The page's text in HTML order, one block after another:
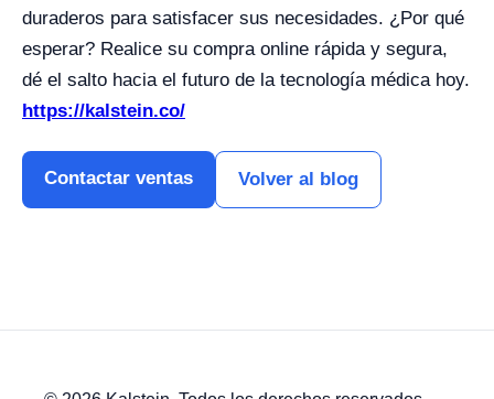
duraderos para satisfacer sus necesidades. ¿Por qué
esperar? Realice su compra online rápida y segura,
dé el salto hacia el futuro de la tecnología médica hoy.
https://kalstein.co/
Contactar ventas Volver al blog